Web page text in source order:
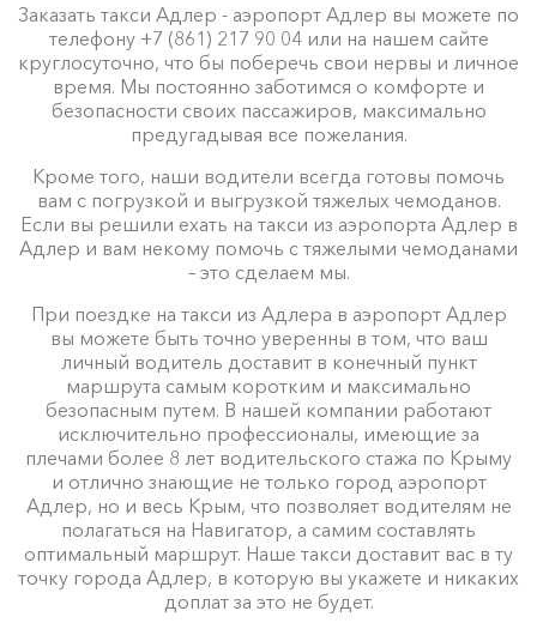
Заказать такси Адлер - аэропорт Адлер вы можете по
телефону +7 (861) 217 90 04 или на нашем сайте
круглосуточно, что бы поберечь свои нервы и личное
время. Мы постоянно заботимся о комфорте и
безопасности своих пассажиров, максимально
предугадывая все пожелания.
Кроме того, наши водители всегда готовы помочь
вам с погрузкой и выгрузкой тяжелых чемоданов.
Если вы решили ехать на такси из аэропорта Адлер в
Адлер и вам некому помочь с тяжелыми чемоданами
– это сделаем мы.
При поездке на такси из Адлера в аэропорт Адлер
вы можете быть точно уверенны в том, что ваш
личный водитель доставит в конечный пункт
маршрута самым коротким и максимально
безопасным путем. В нашей компании работают
исключительно профессионалы, имеющие за
плечами более 8 лет водительского стажа по Крыму
и отлично знающие не только город аэропорт
Адлер, но и весь Крым, что позволяет водителям не
полагаться на Навигатор, а самим составлять
оптимальный маршрут. Наше такси доставит вас в ту
точку города Адлер, в которую вы укажете и никаких
доплат за это не будет.